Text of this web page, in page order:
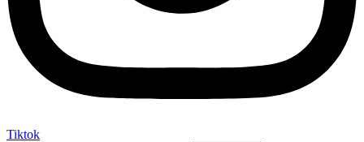
Tiktok